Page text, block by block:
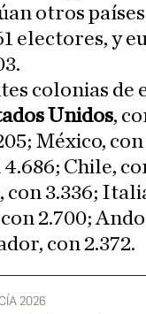
otros
electores, y
colonias de
Unidos,
México,
4.686; Chile,
con 3.336;
2.700;
con 2.372.
2026